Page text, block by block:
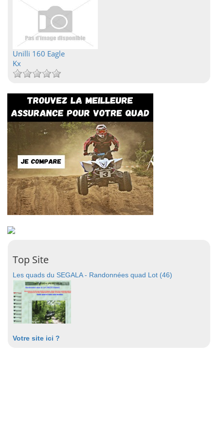
Unilli 160 Eagle
Kx
Top Site
Les quads du SEGALA - Randonnées quad Lot (46)
Votre site ici ?